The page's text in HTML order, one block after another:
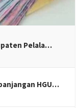
Pelala…
HGU…